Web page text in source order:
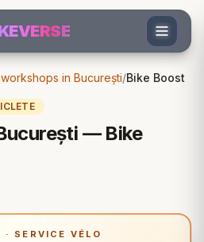
in București/Bike Boost
— Bike
· SERVICE VÉLO